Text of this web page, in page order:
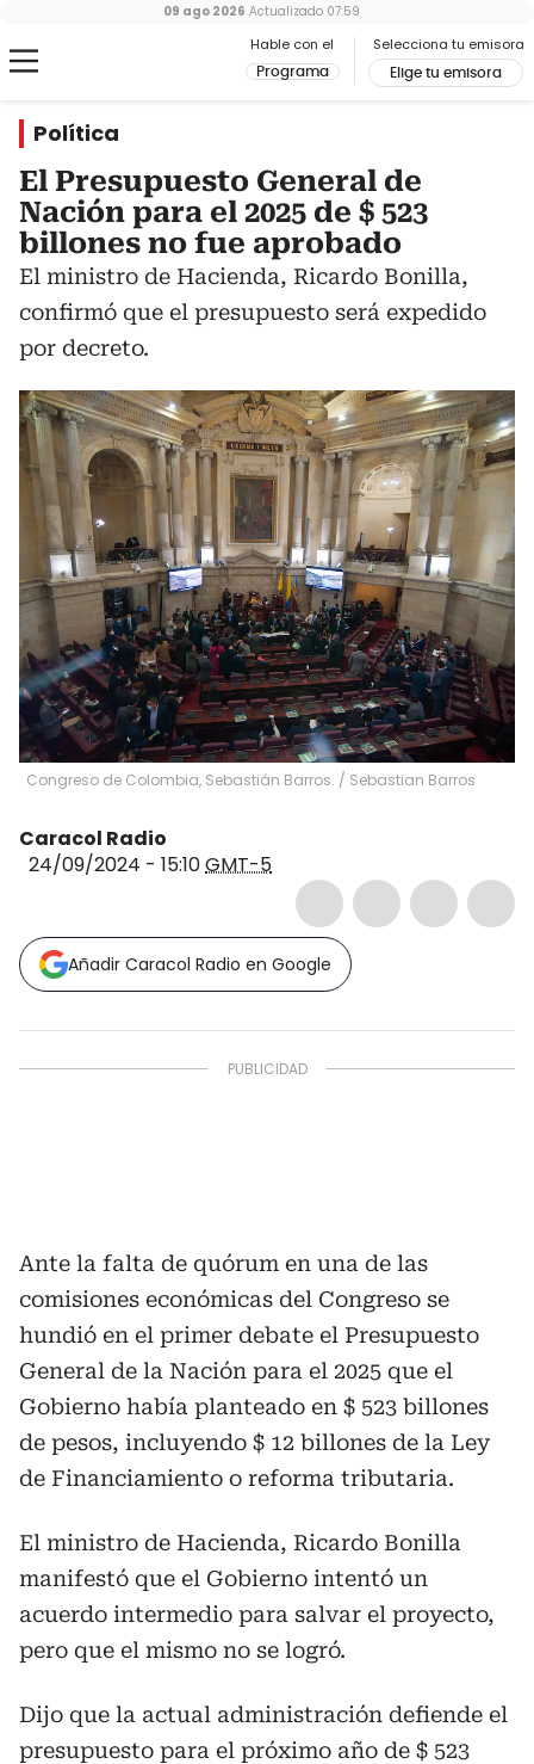
Hable con el
Programa
Selecciona tu emisora
Elige tu emisora
09 ago 2026 Actualizado 07:59
Política
El Presupuesto General de
Nación para el 2025 de $ 523
billones no fue aprobado
El ministro de Hacienda, Ricardo Bonilla,
confirmó que el presupuesto será expedido
por decreto.
Congreso de Colombia, Sebastián Barros. / Sebastian Barros
Caracol Radio
24/09/2024 - 15:10GMT-5
Añadir Caracol Radio en Google
Ante la falta de quórum en una de las
comisiones económicas del Congreso se
hundió en el primer debate el Presupuesto
General de la Nación para el 2025 que el
Gobierno había planteado en $ 523 billones
de pesos, incluyendo $ 12 billones de la Ley
de Financiamiento o reforma tributaria.
El ministro de Hacienda, Ricardo Bonilla
manifestó que el Gobierno intentó un
acuerdo intermedio para salvar el proyecto,
pero que el mismo no se logró.
Dijo que la actual administración defiende el
presupuesto para el próximo año de $ 523